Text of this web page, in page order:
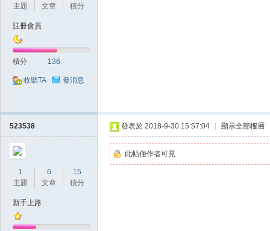
主題
文章
積分
註冊會員
積分 136
收聽TA 發消息
523538
1
主題
6
文章
15
積分
新手上路
發表於 2018-9-30 15:57:04 顯示全部樓層
此帖僅作者可見